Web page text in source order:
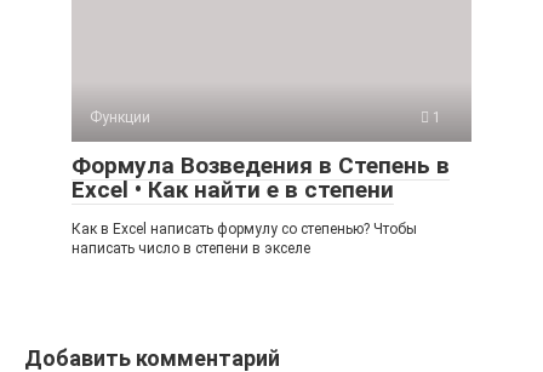
Функции 1
Формула Возведения в Степень в
Excel • Как найти е в степени
Как в Excel написать формулу со степенью? Чтобы
написать число в степени в экселе
Добавить комментарий